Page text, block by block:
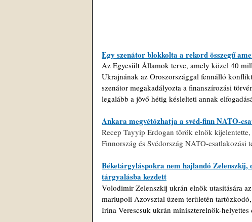
Egy szenátor blokkolta a rekord összegű
Az Egyesült Államok terve, amely közel 40
Ukrajnának az Oroszországgal fennálló
szenátor megakadályozta a finanszírozási
legalább a jövő hétig késlelteti annak
Ankara megvétózhatja a svéd-finn NATO-
Recep Tayyip Erdogan török elnök
Finnország és Svédország NATO-csatlakozási
Béketárgyláspokra nem hajlandó
tárgyalásba kezdett
Volodimir Zelenszkij ukrán elnök utasítására
mariupoli Azovsztal üzem területén
Irina Verescsuk ukrán miniszterelnök-